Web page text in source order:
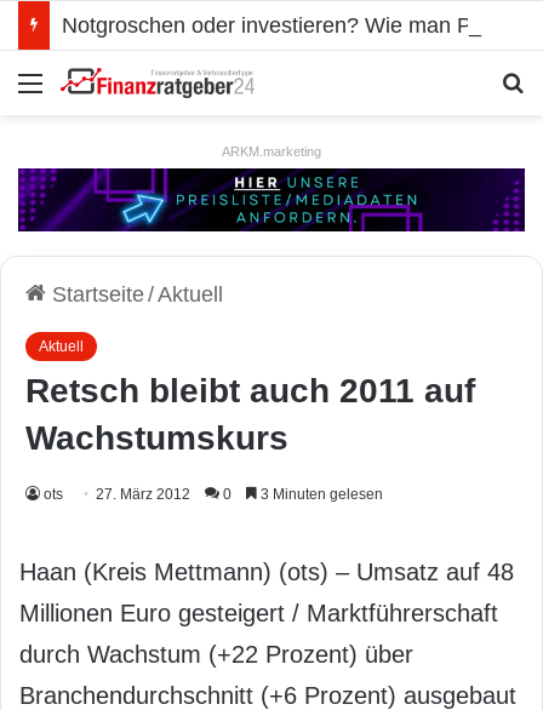
Menü
ARKM.marketing
Startseite/Aktuell
Aktuell
Retsch bleibt auch 2011 auf
Wachstumskurs
ots 27. März 2012 0 3 Minuten gelesen
Haan (Kreis Mettmann) (ots) – Umsatz auf 48
Millionen Euro gesteigert / Marktführerschaft
durch Wachstum (+22 Prozent) über
Branchendurchschnitt (+6 Prozent) ausgebaut